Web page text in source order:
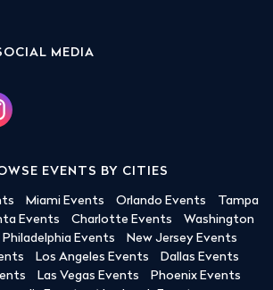
MEDIA
EVENTS BY CITIES
Miami Events Orlando Events
Tampa
Events Charlotte Events
Washington
Philadelphia Events
New Jersey Events
Los Angeles Events
Dallas Events
Las Vegas Events
Phoenix Events